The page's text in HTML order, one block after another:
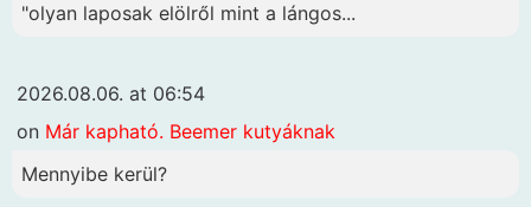
"olyan laposak elölről mint a lángos...
2026.08.06. at 06:54
on Már kapható. Beemer kutyáknak
Mennyibe kerül?